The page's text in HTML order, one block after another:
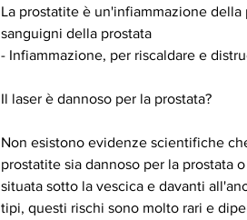
La prostatite è un'infiammazione della
sanguigni della prostata
- Infiammazione, per riscaldare e
Il laser è dannoso per la prostata?
Non esistono evidenze scientifiche
prostatite sia dannoso per la prostata
situata sotto la vescica e davanti
tipi, questi rischi sono molto rari e